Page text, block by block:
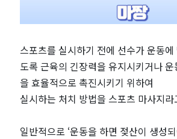
와
방
법
은
스포츠를 실시하기 전에 선수가 운동
도록 근육의 긴장력을 유지시키거나
을 효율적으로 촉진시키기 위하여
실시하는 처치 방법을 스포츠 마사지
일반적으로 ‘운동을 하면 젖산이 생성